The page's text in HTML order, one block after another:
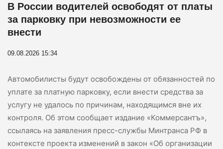
В России водителей освободят от платы
за парковку при невозможности ее
внести
09.08.2026 15:34
Автомобилисты будут освобождены от обязанностей по
уплате за платную парковку, если внести средства за
услугу не удалось по причинам, находящимся вне их
контроля. Об этом сообщает издание «Коммерсантъ»,
ссылаясь на заявления пресс-службы Минтранса РФ в
контексте проекта изменений в закон «Об организации